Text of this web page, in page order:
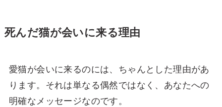
死んだ猫が会いに来る理由
愛猫が会いに来るのには、ちゃんとした理由があ
ります。それは単なる偶然ではなく、あなたへの
明確なメッセージなのです。